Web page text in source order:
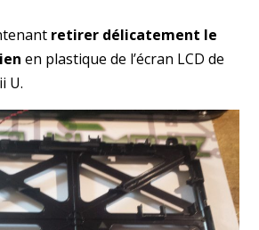
retirer délicatement le
en plastique de l’écran LCD de
U.